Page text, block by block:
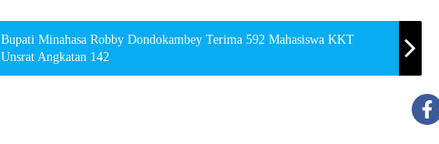
Bupati Minahasa Robby Dondokambey Terima 592 Mahasiswa KKT
Unsrat Angkatan 142